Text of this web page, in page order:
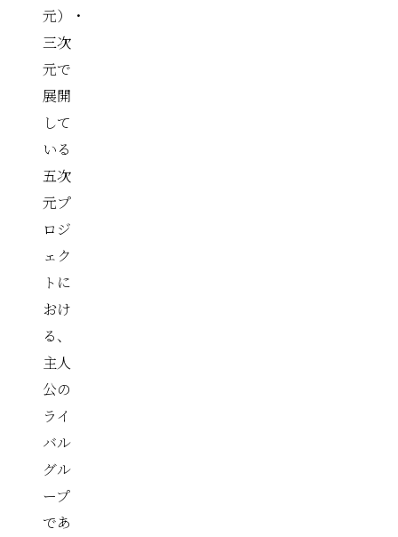
元）・
三次
元で
展開
して
いる
五次
元プ
ロジ
ェク
トに
おけ
る、
主人
公の
ライ
バル
グル
ープ
であ